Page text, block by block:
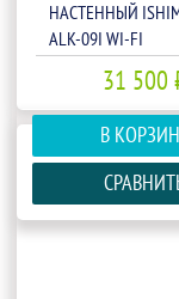
НАСТЕННЫЙ
ALK-09I WI-FI
31 500
В